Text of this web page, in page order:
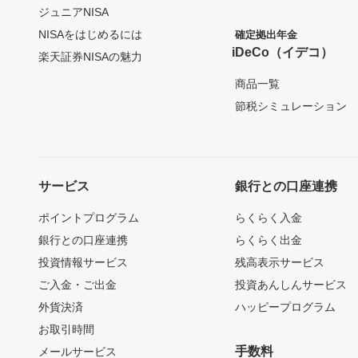
ジュニアNISA
NISAをはじめるには
楽天証券NISAの魅力
確定拠出年金
iDeCo（イデコ）
商品一覧
節税シミュレーション
サービス
ポイントプログラム
銀行との口座連携
投資情報サービス
ご入金・ご出金
外貨決済
お取引時間
メールサービス
銀行との口座連携
らくらく入金
らくらく出金
残高表示サービス
投資あんしんサービス
ハッピープログラム
手数料